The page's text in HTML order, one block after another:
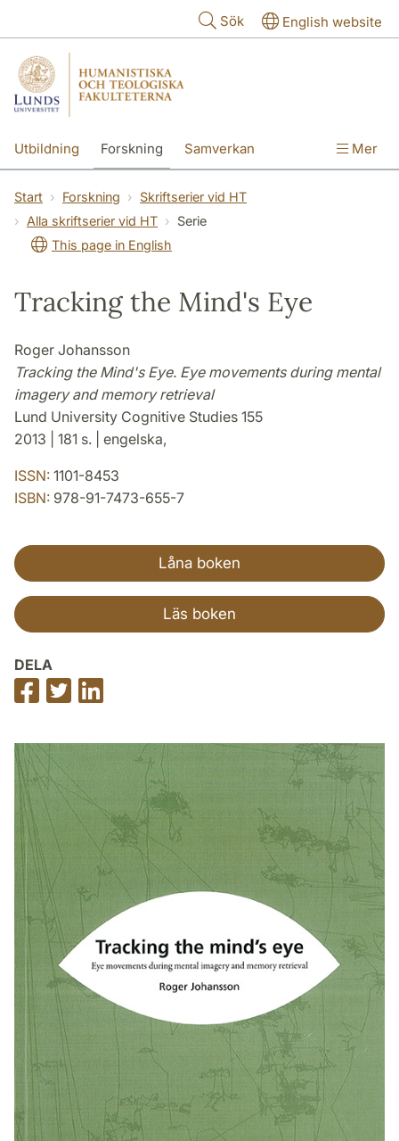
Sök English website
Utbildning Forskning Samverkan Mer
Start Forskning
Skriftserier vid HT
Alla skriftserier vid HT
Serie
This page in English
Tracking the Mind's Eye
Roger Johansson
Tracking the Mind's Eye. Eye movements during mental
imagery and memory retrieval
Lund University Cognitive Studies 155
2013 | 181 s. | engelska,
ISSN: 1101-8453
ISBN: 978-91-7473-655-7
Låna boken
Läs boken
DELA
Dela
på
Dela
på
på